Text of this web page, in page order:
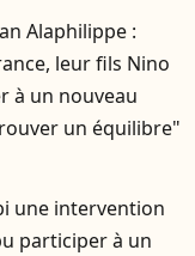
Alaphilippe :
leur fils Nino
à un nouveau
un équilibre"
une intervention
participer à un